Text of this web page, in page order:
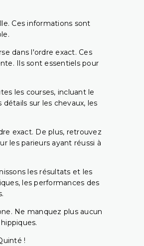
Ces informations sont
dans l'ordre exact. Ces
Ils sont essentiels pour
les courses, incluant le
sur les chevaux, les
exact. De plus, retrouvez
les parieurs ayant réussi à
les résultats et les
les performances des
Ne manquez plus aucun
!